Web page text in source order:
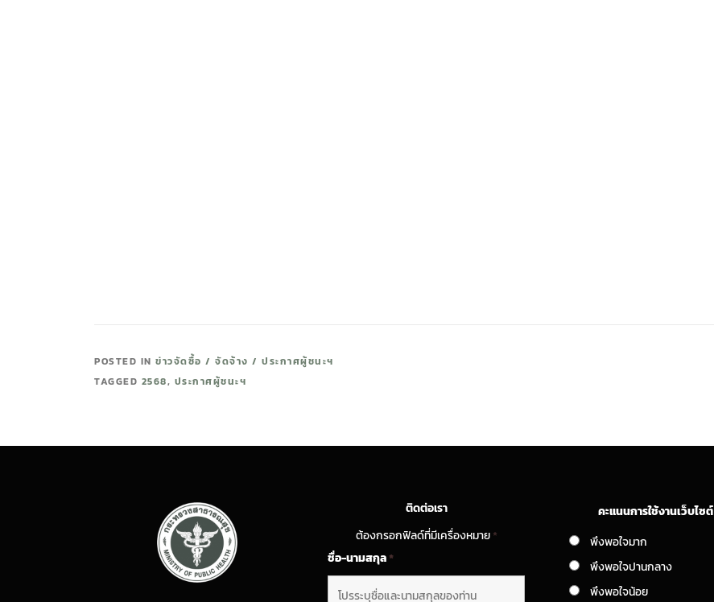
POSTED IN ข่าวจัดซื้อ / จัดจ้าง / ประกาศผู้ชนะฯ
TAGGED 2568, ประกาศผู้ชนะฯ
ติดต่อเรา
ต้องกรอกฟิลด์ที่มีเครื่องหมาย*
ชื่อ-นามสกุล*
คะแนนการใช้งานเว็บไซต์
พึงพอใจมาก
พึงพอใจปานกลาง
พึงพอใจน้อย